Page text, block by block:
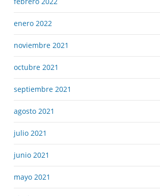
enero 2022
noviembre 2021
octubre 2021
septiembre 2021
agosto 2021
julio 2021
junio 2021
mayo 2021